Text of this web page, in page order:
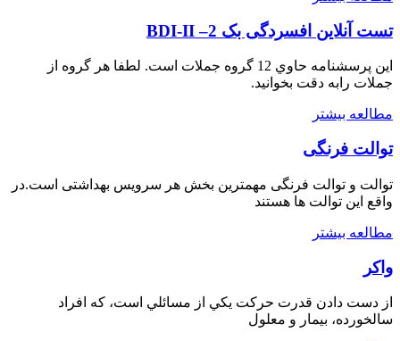
تست آنلاين افسردگی بک 2– BDI-II
اين پرسشنامه حاوي 12 گروه جملات است. لطفا هر گروه از
جملات رابه دقت بخوانيد.
مطالعه بيشتر
توالت فرنگی
توالت و توالت فرنگی مهمترین بخش هر سرویس بهداشتی است.در
واقع این توالت ها هستند
مطالعه بيشتر
واکر
از دست دادن قدرت حرکت يکي از مسائلي است، که افراد
سالخورده، بيمار و معلول